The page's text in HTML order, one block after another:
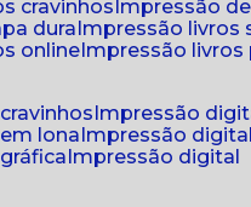
cravinhos impressão
dura impressão livros
online impressão
impressão
lona impressão
impressão digital